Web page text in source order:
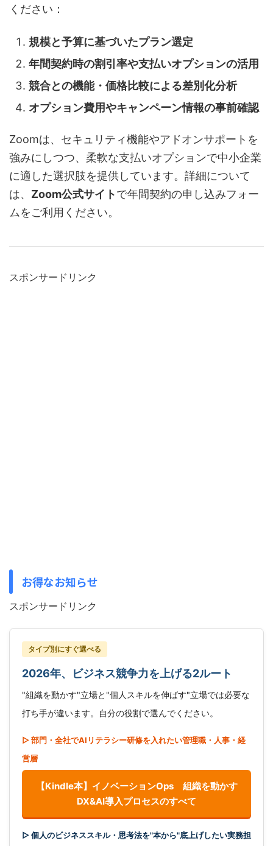
ください：
規模と予算に基づいたプラン選定
年間契約時の割引率や支払いオプションの活用
競合との機能・価格比較による差別化分析
オプション費用やキャンペーン情報の事前確認
Zoomは、セキュリティ機能やアドオンサポートを
強みにしつつ、柔軟な支払いオプションで中小企業
に適した選択肢を提供しています。詳細について
は、 Zoom公式サイトで年間契約の申し込みフォー
ムをご利用ください。
スポンサードリンク
お得なお知らせ
スポンサードリンク
タイプ別にすぐ選べる
2026年、ビジネス競争力を上げる2ルート
"組織を動かす"立場と"個人スキルを伸ばす"立場では必要な
打ち手が違います。自分の役割で選んでください。
▷ 部門・全社でAIリテラシー研修を入れたい管理職・人事・経
営層
【Kindle本】イノベーションOps 組織を動かす
DX&AI導入プロセスのすべて
▷ 個人のビジネススキル・思考法を"本から"底上げしたい実務担